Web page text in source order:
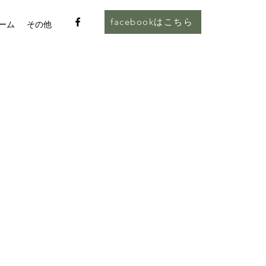
ム その他 facebookはこちら